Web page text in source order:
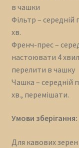
в чашки
Фільтр –
хв.
Френч-прес –
настоювати 4
перелити в чашку
Чашка – середній
хв., перемішати.
Умови зберігання:
Для кавових